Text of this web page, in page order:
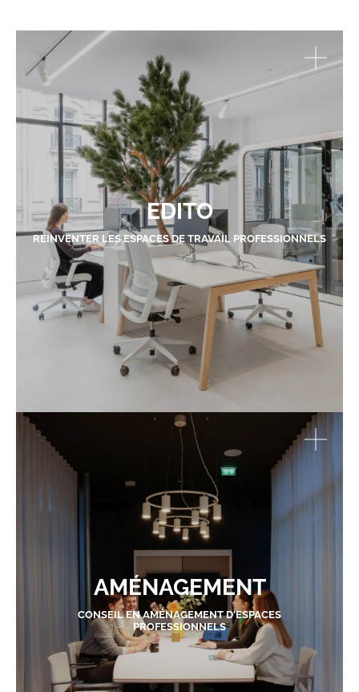
EDITO
RÉINVENTER LES ESPACES DE TRAVAIL PROFESSIONNELS
AMÉNAGEMENT
CONSEIL EN AMÉNAGEMENT D'ESPACES
PROFESSIONNELS